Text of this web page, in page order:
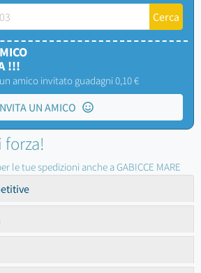
!!!
amico invitato guadagni 0,10 €
UN AMICO
le tue spedizioni anche a GABICCE MARE